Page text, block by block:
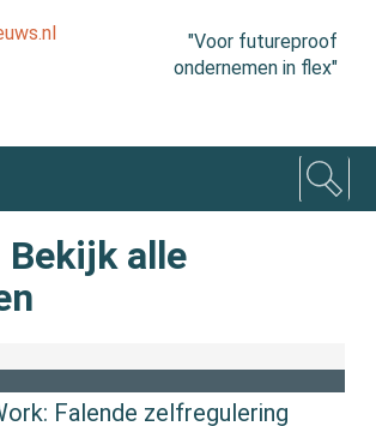
"Voor futureproof
ondernemen in flex"
Bekijk alle
Falende zelfregulering